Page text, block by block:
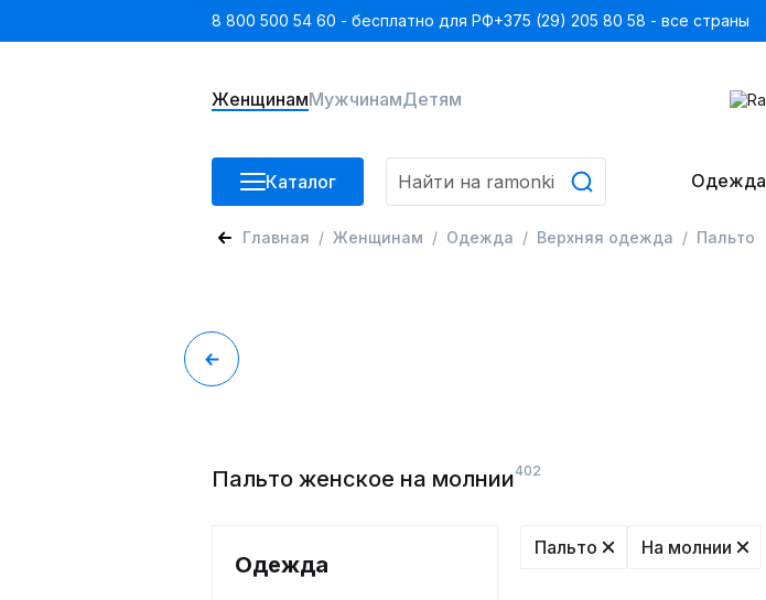
8 800 500 54 60 - бесплатно для РФ+375 (29) 205 80 58 - все страны
ЖенщинамМужчинамДетям
Каталог Одежда
Главная Женщинам Одежда Верхняя одежда Пальто
Пальто женское на молнии402
Одежда
Пальто На молнии